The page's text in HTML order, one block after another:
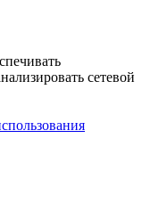
сетевой